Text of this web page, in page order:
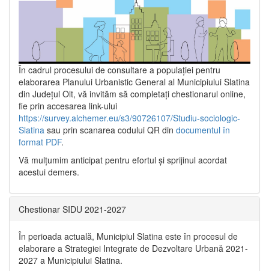
În cadrul procesului de consultare a populaţiei pentru
elaborarea Planului Urbanistic General al Municipiului Slatina
din Județul Olt, vă invităm să completați chestionarul online,
fie prin accesarea link-ului
https://survey.alchemer.eu/s3/90726107/Studiu-sociologic-
Slatina sau prin scanarea codului QR din documentul în
format PDF.
Vă mulţumim anticipat pentru efortul şi sprijinul acordat
acestui demers.
Chestionar SIDU 2021-2027
În perioada actuală, Municipiul Slatina este în procesul de
elaborare a Strategiei Integrate de Dezvoltare Urbană 2021‐
2027 a Municipiului Slatina.